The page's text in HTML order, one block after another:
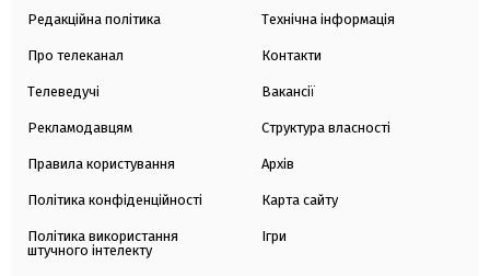
Редакційна політика
Про телеканал
Телеведучі
Рекламодавцям
Правила користування
Політика конфіденційності
Політика використання
штучного інтелекту
Технічна інформація
Контакти
Вакансії
Структура власності
Архів
Карта сайту
Ігри